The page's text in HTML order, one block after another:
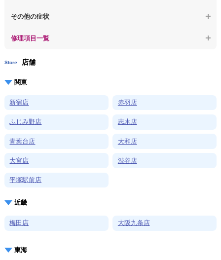
【macbook】特定のプログラムを削除したい
その他の症状
修理項目一覧
Store 店舗
関東
新宿店 赤羽店
ふじみ野店 志木店
青葉台店 大和店
大宮店 渋谷店
平塚駅前店
近畿
梅田店 大阪九条店
東海